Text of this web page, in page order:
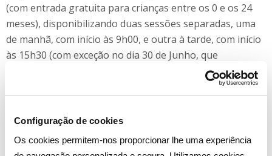
Configuração de cookies
Os cookies permitem-nos proporcionar lhe uma experiência
(com entrada gratuita para crianças entre os 0 e os 24
meses), disponibilizando duas sessões separadas, uma
de manhã, com início às 9h00, e outra à tarde, com início
às 15h30 (com exceção no dia 30 de Junho, que
contempla apenas uma sessão pelas 15h30).
Link para as bilheteiras